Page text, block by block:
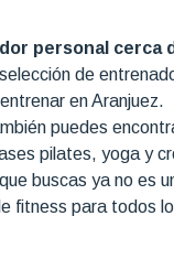
personal cerca
de
en Aranjuez.
puedes
pilates, yoga y
buscas ya no es
fitness para todos